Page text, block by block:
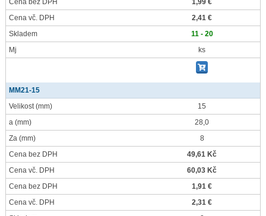
Cena bez DPH
1,99 €
Cena vč. DPH
2,41 €
Skladem
11 - 20
Mj
ks
MM21-15
Velikost(mm)
15
a (mm)
28,0
Za (mm)
8
Cena bez DPH
49,61 Kč
Cena vč. DPH
60,03 Kč
Cena bez DPH
1,91 €
Cena vč. DPH
2,31 €